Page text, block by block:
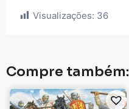
Visualizações: 36
Compre também: